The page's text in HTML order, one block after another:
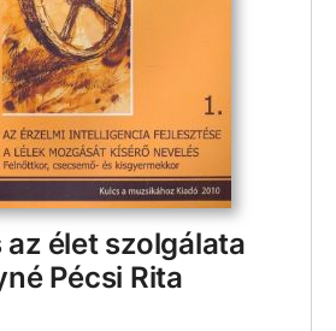
az élet szolgálata
Pécsi Rita